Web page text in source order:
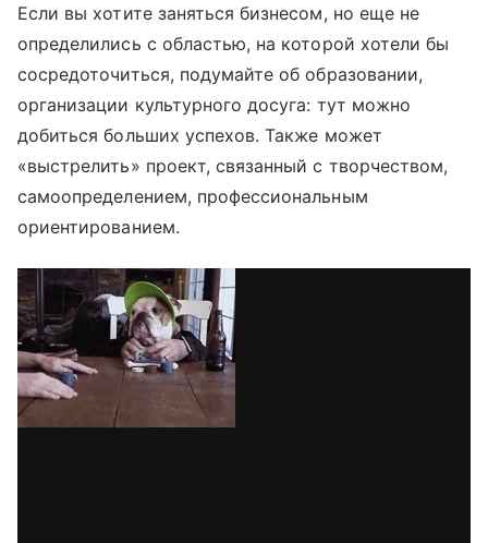
Если вы хотите заняться бизнесом, но еще не
определились с областью, на которой хотели бы
сосредоточиться, подумайте об образовании,
организации культурного досуга: тут можно
добиться больших успехов. Также может
«выстрелить» проект, связанный с творчеством,
самоопределением, профессиональным
ориентированием.